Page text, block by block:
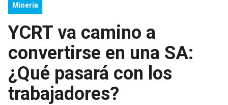
Minería
YCRT va camino a
convertirse en una SA:
¿Qué pasará con los
trabajadores?